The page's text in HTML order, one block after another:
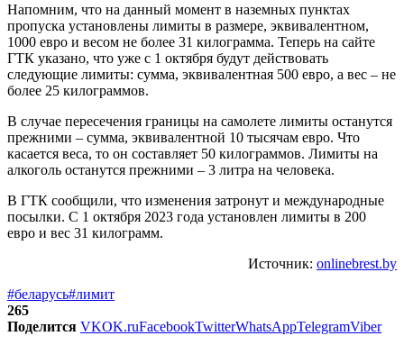
Напомним, что на данный момент в наземных пунктах
пропуска установлены лимиты в размере, эквивалентном,
1000 евро и весом не более 31 килограмма. Теперь на сайте
ГТК указано, что уже с 1 октября будут действовать
следующие лимиты: сумма, эквивалентная 500 евро, а вес – не
более 25 килограммов.
В случае пересечения границы на самолете лимиты останутся
прежними – сумма, эквивалентной 10 тысячам евро. Что
касается веса, то он составляет 50 килограммов. Лимиты на
алкоголь останутся прежними – 3 литра на человека.
В ГТК сообщили, что изменения затронут и международные
посылки. С 1 октября 2023 года установлен лимиты в 200
евро и вес 31 килограмм.
Источник: onlinebrest.by
#беларусь#лимит
265
Поделится VKOK.ruFacebookTwitterWhatsAppTelegramViber